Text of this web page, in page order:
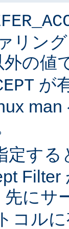
リン
外の値
が
定す
Filter
先にサ
コル